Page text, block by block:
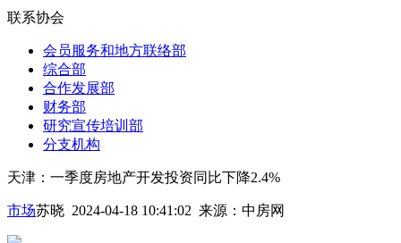
联系协会
会员服务和地方联络部
综合部
合作发展部
财务部
研究宣传培训部
分支机构
天津：一季度房地产开发投资同比下降2.4%
市场苏晓 2024-04-18 10:41:02 来源： 中房网